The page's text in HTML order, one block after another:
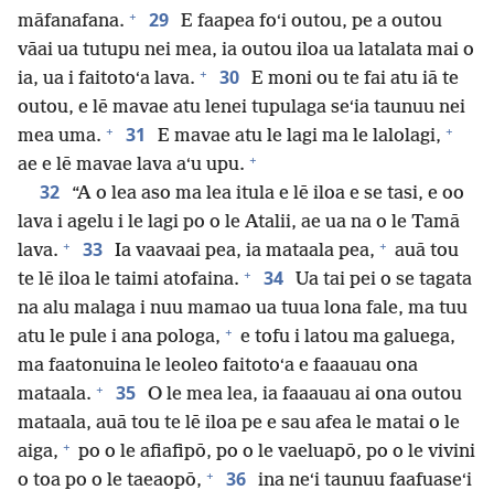
māfanafana. + 29 E faapea foʻi outou, pe a outou
vāai ua tutupu nei mea, ia outou iloa ua latalata mai o
ia, ua i faitotoʻa lava. + 30 E moni ou te fai atu iā te
outou, e lē mavae atu lenei tupulaga seʻia taunuu nei
mea uma. + 31 E mavae atu le lagi ma le lalolagi, +
ae e lē mavae lava aʻu upu. +
32
“A o lea aso ma lea itula e lē iloa e se tasi, e oo
lava i agelu i le lagi po o le Atalii, ae ua na o le Tamā
lava. + 33 Ia vaavaai pea, ia mataala pea, + auā tou
te lē iloa le taimi atofaina. + 34
Ua tai pei o se tagata
na alu malaga i nuu mamao ua tuua lona fale, ma tuu
atu le pule i ana pologa, + e tofu i latou ma galuega,
ma faatonuina le leoleo faitotoʻa e faaauau ona
mataala. + 35 O le mea lea, ia faaauau ai ona outou
mataala, auā tou te lē iloa pe e sau afea le matai o le
aiga, + po o le afiafipō, po o le vaeluapō, po o le vivini
o toa po o le taeaopō, + 36 ina neʻi taunuu faafuaseʻi